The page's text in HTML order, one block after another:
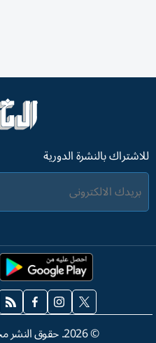
للاشتراك بالنشرة الدورية
©
2026. حقوق النشر